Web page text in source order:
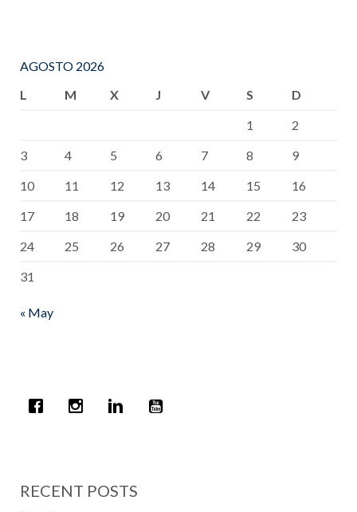
AGOSTO 2026
L
M X J V S
D
1
2
3
4 5 6 7 8
9
10
11 12 13 14 15
16
17
18 19 20 21 22
23
24
25 26 27 28 29
30
31
« May
RECENT POSTS